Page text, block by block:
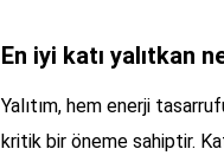
En iyi katı yalıtkan
Yalıtım, hem enerji
kritik bir öneme sahiptir.